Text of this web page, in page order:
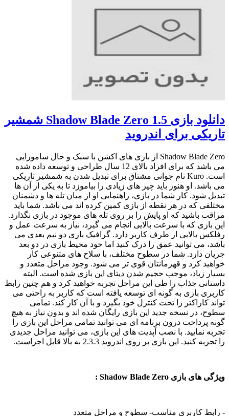
دانلود بازی Shadow Blade Zero 1.5 شمشیر
تاریکی برای اندروید
Shadow Blade Zero از بازی های اکشن با سبک و حال سامورایی
می باشد که برای افراد بالای 12 سال طراحی و توسعه داده شده
است. Kuro نام جوانی مشتاق برای تبدیل شدن به شمشیر تاریکی
می باشد. او هنوز باید چیز های زیادی را بیاموزد تا به یکی از آن ها
تبدیل شود. کار شما در بازی، راهنمایی او از میان تله ها و دشمنان
مختلفی که در هر نقطه از بازی کمین کرده اند می باشد. شما باید
مراقب باشید که او پایش را بر روی تله های موجود در بازی نگذارد.
این بازی که با سرعت بالایی انجام می گیرد، نیاز به سرعت عمل و
رفلکس بالایی از طرف کاربر دارد. گرافیک بازی دو نیم بعدی می
باشد، می توانید عمق را درک کنید اما خود محیط بازی در دو بعد
جریان دارد. شما در سطوح مختلف، با سلاح های متنوعی کار
خواهید کرد و قهرمانتان قوی تر می شود. وجود مراحل متعدد و
بسیار زیاد، موجب حجیم شدن دیتای این بازی شده است. البته
داستانی جذاب را طی این مراحل تجربه خواهید کرد و هم چنین رابط
کاربری بازی به گونه ای توسعه یافته است که کاربر به راحتی می
تواند کاراکتر را تحت کنترل خود بگیرد و با آن کار کند. تمامی
سطوح، در نسخه جدید این بازی رایگان شده اند و بدون نیاز به هیچ
گونه پرداخت درون برنامه ای می توانید تمامی مراحل این بازی را
تجربه نمایید. با نصب آپدیت های این بازی، می توانید مراحل جدیدی
را تجربه کنید. این بازی بر روی اندروید 2.3.3 به بالا قابل اجراست.
ویژگی های بازی Shadow Blade Zero :
- رابط کاربری مناسب- سطوح و مراحل متعدد